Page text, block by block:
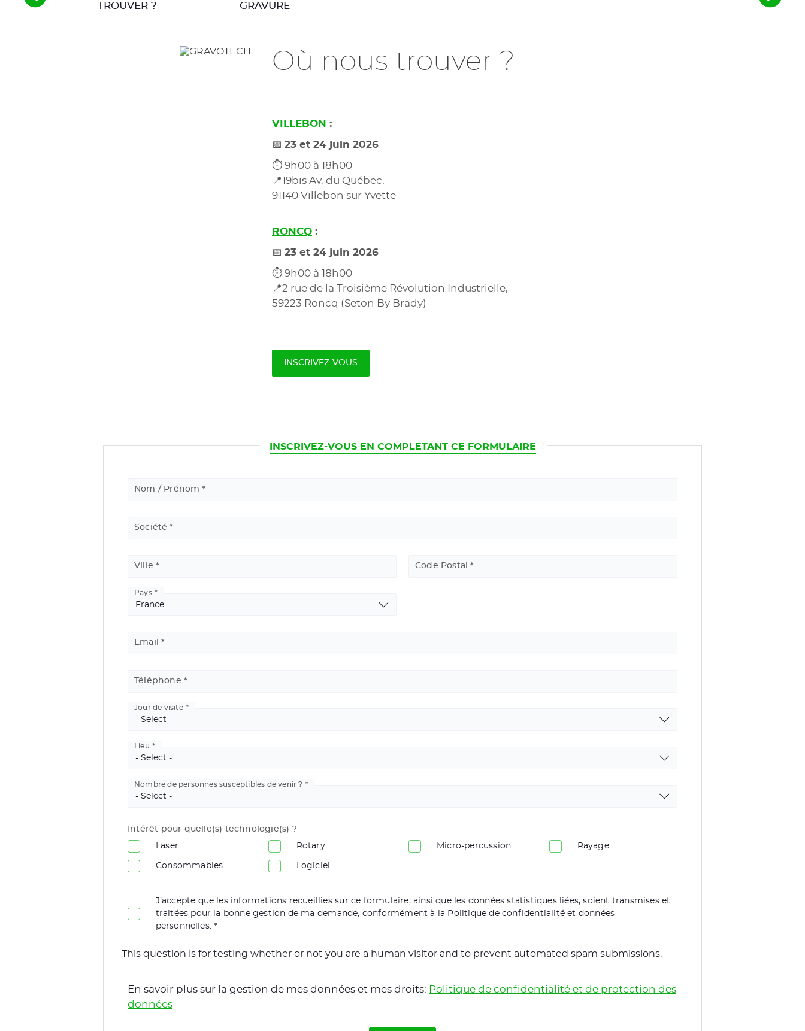
TROUVER ?
GRAVURE
Où nous trouver ?
VILLEBON :
📅 23 et 24 juin 2026
⏱️ 9h00 à 18h00
📍19bis Av. du Québec,
91140 Villebon sur Yvette
RONCQ :
📅 23 et 24 juin 2026
⏱️ 9h00 à 18h00
📍2 rue de la Troisième Révolution Industrielle,
59223 Roncq (Seton By Brady)
INSCRIVEZ-VOUS
CURRENT
INSCRIVEZ-VOUS EN COMPLETANT CE FORMULAIRE
Nom / Prénom
Société
Adresse
Ville Code Postal
Pays
Email
Téléphone
Jour de visite
Lieu
Nombre de personnes susceptibles de venir ?
Intérêt pour quelle(s) technologie(s) ?
Laser
Rotary Micro-percussion Rayage
Consommables Logiciel
J’accepte que les informations recueillies sur ce formulaire, ainsi que les données statistiques liées, soient transmises et
traitées pour la bonne gestion de ma demande, conformément à la Politique de confidentialité et données
personnelles.
This question is for testing whether or not you are a human visitor and to prevent automated spam submissions.
En savoir plus sur la gestion de mes données et mes droits: Politique de confidentialité et de protection des
données